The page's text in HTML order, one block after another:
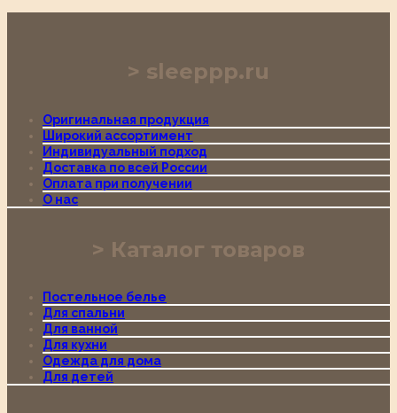
sleeppp.ru
Оригинальная продукция
Широкий ассортимент
Индивидуальный подход
Доставка по всей России
Оплата при получении
О нас
Каталог товаров
Постельное белье
Для спальни
Для ванной
Для кухни
Одежда для дома
Для детей